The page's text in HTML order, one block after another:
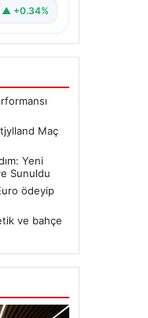
▲ +0.34%
Maç
Yeni
Sunuldu
ödeyip
ve bahçe